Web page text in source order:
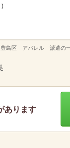
豊島区 アパレル 派遣の
あります